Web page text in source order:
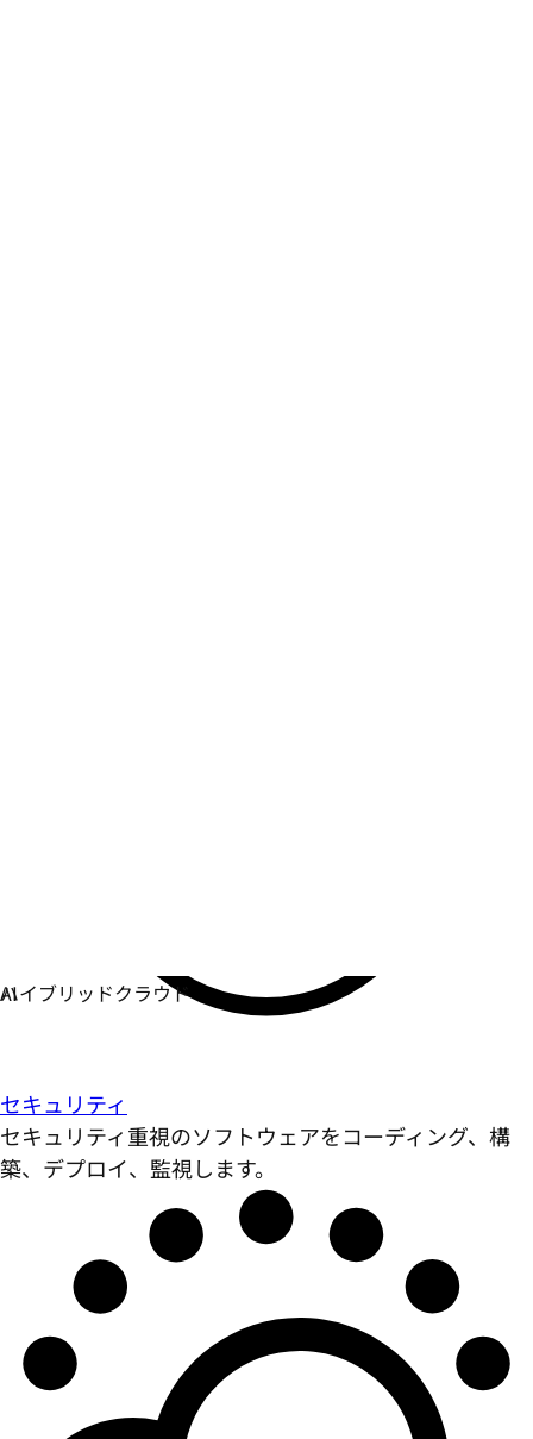
セキュリティ
セキュリティ重視のソフトウェアをコーディング、構
築、デプロイ、監視します。